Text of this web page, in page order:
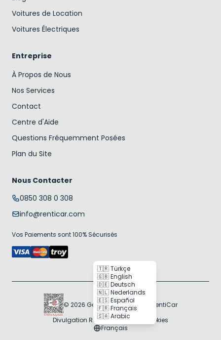
Voitures de Location
Voitures Électriques
Entreprise
À Propos de Nous
Nos Services
Contact
Centre d'Aide
Questions Fréquemment Posées
Plan du Site
Nous Contacter
0850 308 0 308
info@renticar.com
Vos Paiements sont 100% Sécurisés
© 2026 Gogocar Bilişim A.Ş. | RentiCar
Divulgation RGPDPolitique des Cookies
Français
🇹🇷 Türkçe
🇬🇧 English
🇩🇪 Deutsch
🇳🇱 Nederlands
🇪🇸 Español
🇫🇷 Français
🇸🇦 Arabic